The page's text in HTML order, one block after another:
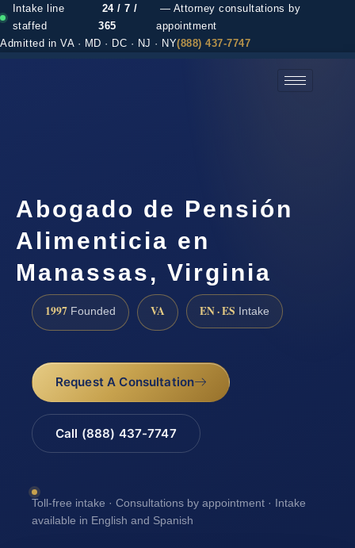
Intake line
staffed
24 / 7 /
365
— Attorney consultations by
appointment
Admitted in VA · MD · DC · NJ · NY(888) 437-7747
Abogado de Pensión
Alimenticia en
Manassas, Virginia
1997 Founded VA EN · ES Intake
Request A Consultation
Call (888) 437-7747
Toll-free intake · Consultations by appointment · Intake
available in English and Spanish